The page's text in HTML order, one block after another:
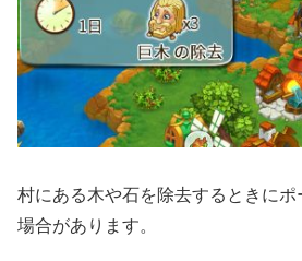
村にある木や石を除去するときに
場合があります。